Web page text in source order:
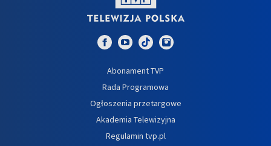
Abonament TVP
Rada Programowa
Ogłoszenia przetargowe
Akademia Telewizyjna
Regulamin tvp.pl